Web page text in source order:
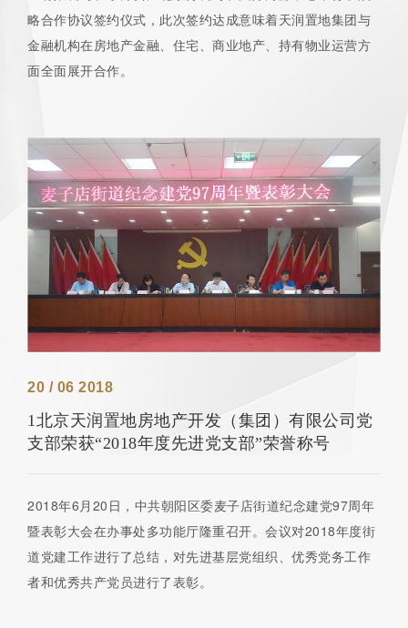
略合作协议签约仪式，此次签约达成意味着天润置地集团与
金融机构在房地产金融、住宅、商业地产、持有物业运营方
面全面展开合作。
20 / 06 2018
1北京天润置地房地产开发（集团）有限公司党
支部荣获“2018年度先进党支部”荣誉称号
2018年6月20日，中共朝阳区委麦子店街道纪念建党97周年
暨表彰大会在办事处多功能厅隆重召开。会议对2018年度街
道党建工作进行了总结，对先进基层党组织、优秀党务工作
者和优秀共产党员进行了表彰。